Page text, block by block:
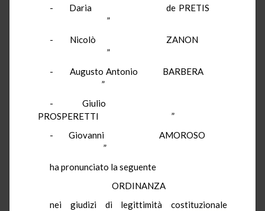
- Daria de PRETIS
”
- Nicolò ZANON
”
- Augusto Antonio BARBERA
”
- Giulio
PROSPERETTI ”
- Giovanni AMOROSO
”
ha pronunciato la seguente
ORDINANZA
nei giudizi di legittimità costituzionale